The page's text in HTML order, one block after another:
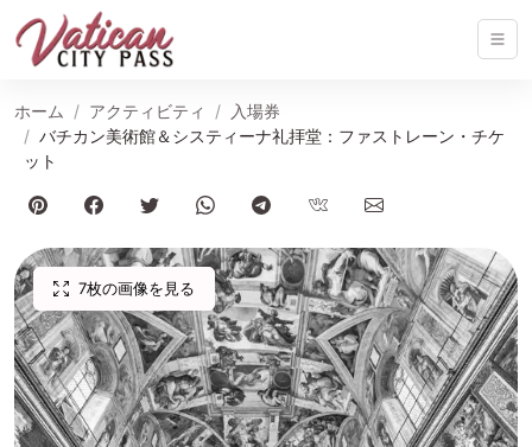
ホーム アクティビティ
入場券
バチカン美術館＆システィーナ礼拝堂：ファストレーン・チケ
ット
7枚の画像を見る